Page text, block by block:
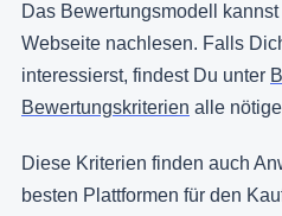
Das Bewertungsmodell
Webseite nachlesen. Falls
interessierst, findest Du unter
Bewertungskriterien alle
Diese Kriterien finden auch
besten Plattformen für den